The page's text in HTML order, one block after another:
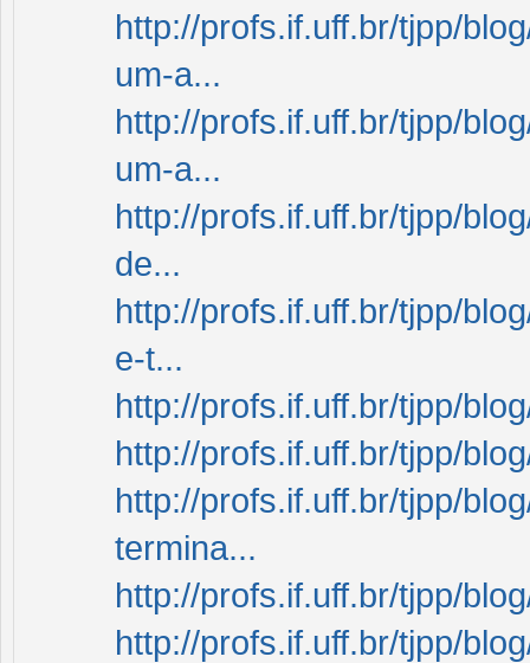
http://profs.if.uff.br/tjpp/
um-a...
http://profs.if.uff.br/tjpp/
um-a...
http://profs.if.uff.br/tjpp/
de...
http://profs.if.uff.br/tjpp/
e-t...
http://profs.if.uff.br/tjpp/
http://profs.if.uff.br/tjpp/
http://profs.if.uff.br/tjpp/
termina...
http://profs.if.uff.br/tjpp/
http://profs.if.uff.br/tjpp/